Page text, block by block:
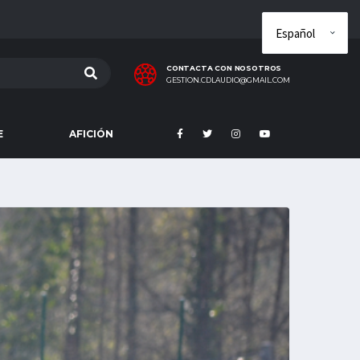
CONTACTA CON NOSOTROS
GESTION.CDLAUDIO@GMAIL.COM
AFICIÓN